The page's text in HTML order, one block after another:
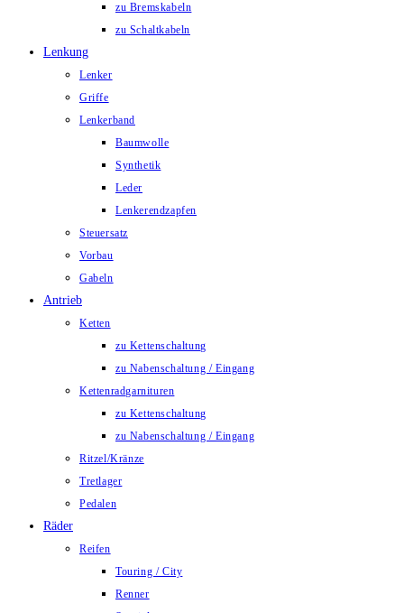
zu Bremskabeln
zu Schaltkabeln
Lenkung
Lenker
Griffe
Lenkerband
Baumwolle
Synthetik
Leder
Lenkerendzapfen
Steuersatz
Vorbau
Gabeln
Antrieb
Ketten
zu Kettenschaltung
zu Nabenschaltung / Eingang
Kettenradgarnituren
zu Kettenschaltung
zu Nabenschaltung / Eingang
Ritzel/Kränze
Tretlager
Pedalen
Räder
Reifen
Touring / City
Renner